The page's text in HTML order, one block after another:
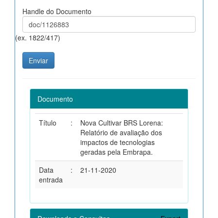
Handle do Documento
(ex. 1822/417)
Documento
Título :
Nova Cultivar BRS Lorena:
Relatório de avaliação dos
impactos de tecnologias
geradas pela Embrapa.
Data
entrada
: 21-11-2020